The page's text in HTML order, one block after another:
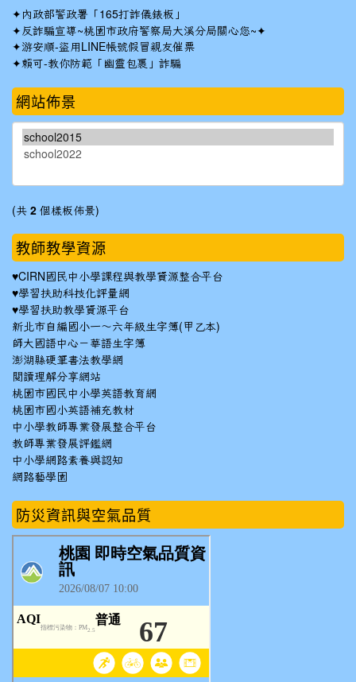
✦ 內政部警政署「165打詐儀錶板」
✦反詐騙宣導~桃園市政府警察局大溪分局關心您~✦
✦游安順-盜用LINE帳號假冒親友催票
✦賴可-教你防範「幽靈包裹」詐騙
網站佈景
(共 2 個樣板佈景)
教師教學資源
♥CIRN國民中小學課程與教學資源整合平台
♥學習扶助科技化評量網
♥學習扶助教學資源平台
新北市自編國小一～六年級生字簿(甲乙本)
師大國語中心－華語生字簿
澎湖縣硬筆書法教學網
閱讀理解分享網站
桃園市國民中小學英語教育網
桃園市國小英語補充教材
中小學教師專業發展整合平台
教師專業發展評鑑網
中小學網路素養與認知
網路藝學園
防災資訊與空氣品質